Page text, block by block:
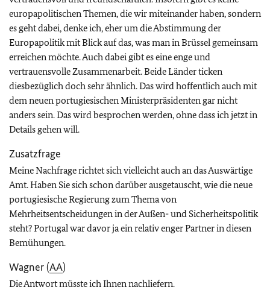
europapolitischen Themen, die wir miteinander haben, sondern
es geht dabei, denke ich, eher um die Abstimmung der
Europapolitik mit Blick auf das, was man in Brüssel gemeinsam
erreichen möchte. Auch dabei gibt es eine enge und
vertrauensvolle Zusammenarbeit. Beide Länder ticken
diesbezüglich doch sehr ähnlich. Das wird hoffentlich auch mit
dem neuen portugiesischen Ministerpräsidenten gar nicht
anders sein. Das wird besprochen werden, ohne dass ich jetzt in
Details gehen will.
Zusatzfrage
Meine Nachfrage richtet sich vielleicht auch an das Auswärtige
Amt. Haben Sie sich schon darüber ausgetauscht, wie die neue
portugiesische Regierung zum Thema von
Mehrheitsentscheidungen in der Außen- und Sicherheitspolitik
steht? Portugal war davor ja ein relativ enger Partner in diesen
Bemühungen.
Wagner (AA)
Die Antwort müsste ich Ihnen nachliefern.